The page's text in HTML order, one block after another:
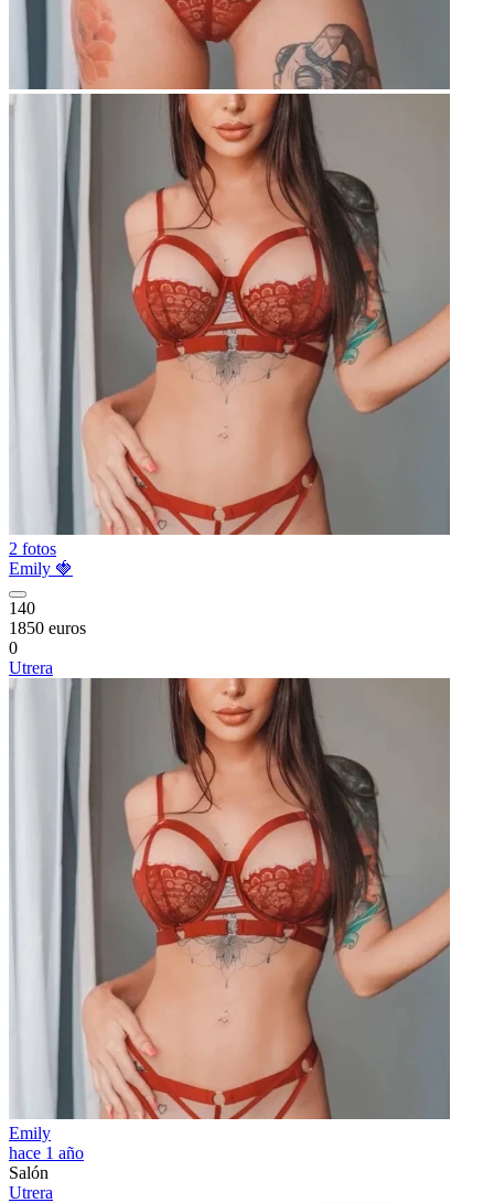
2 fotos
Emily 🍓
140
1850 euros
0
Utrera
Emily
hace 1 año
Salón
Utrera